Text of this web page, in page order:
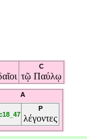
C
τῷ Παύλῳ
A
P
λέγοντες